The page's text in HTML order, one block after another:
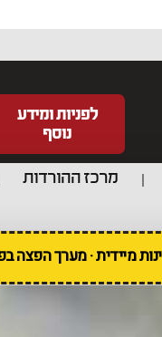
לפניות ומידע
נוסף
מרכז ההורדות
מיידית · מערך